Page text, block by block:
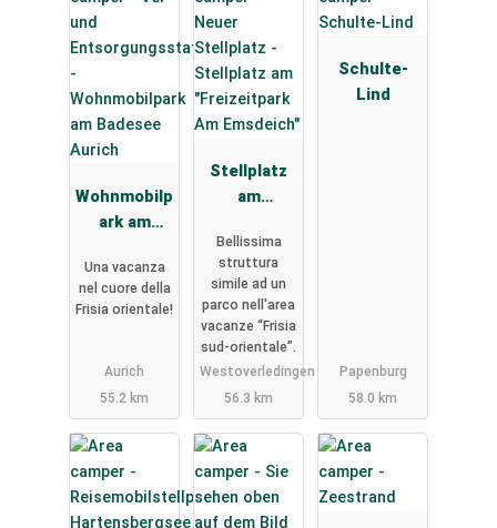
Wohnmobilp
ark am
Aurich
Una vacanza
nel cuore della
Frisia orientale!
Aurich
55.2 km
Stellplatz
am
k Am
Emsdeich"
Bellissima
struttura
simile ad un
parco nell'area
vacanze “Frisia
sud-orientale”.
Westoverledingen
56.3 km
Schulte-
Lind
Papenburg
58.0 km